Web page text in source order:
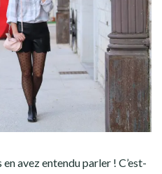
avez entendu parler ! C’est-